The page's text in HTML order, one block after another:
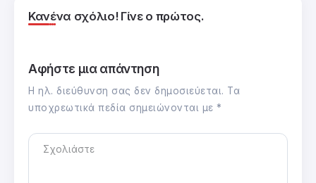
Κανένα σχόλιο! Γίνε ο πρώτος.
Αφήστε μια απάντηση
Η ηλ. διεύθυνση σας δεν δημοσιεύεται. Τα
υποχρεωτικά πεδία σημειώνονται με *